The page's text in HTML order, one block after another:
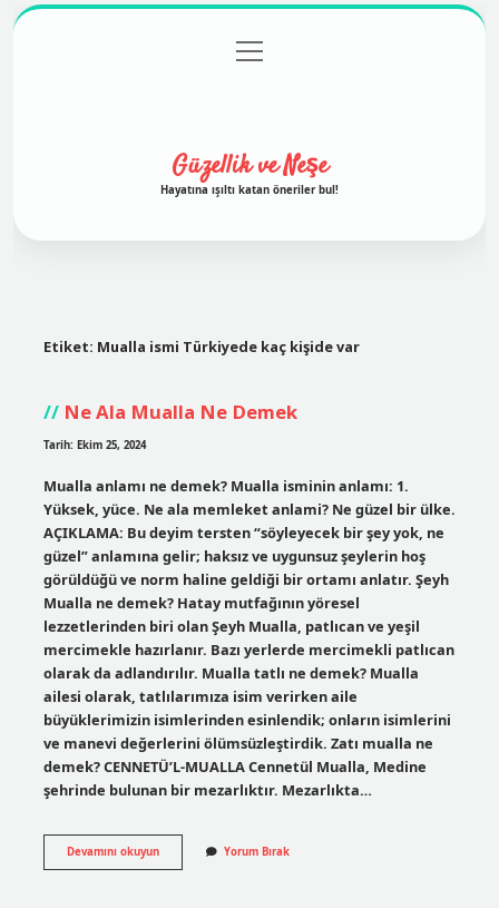
Gizlilik Politikası
menüyü
aç
Güzellik ve Neşe
Hayatına ışıltı katan öneriler bul!
Etiket: Mualla ismi Türkiyede kaç kişide var
Ne Ala Mualla Ne Demek
Tarih: Ekim 25, 2024
Mualla anlamı ne demek? Mualla isminin anlamı: 1.
Yüksek, yüce. Ne ala memleket anlami? Ne güzel bir ülke.
AÇIKLAMA: Bu deyim tersten “söyleyecek bir şey yok, ne
güzel” anlamına gelir; haksız ve uygunsuz şeylerin hoş
görüldüğü ve norm haline geldiği bir ortamı anlatır. Şeyh
Mualla ne demek? Hatay mutfağının yöresel
lezzetlerinden biri olan Şeyh Mualla, patlıcan ve yeşil
mercimekle hazırlanır. Bazı yerlerde mercimekli patlıcan
olarak da adlandırılır. Mualla tatlı ne demek? Mualla
ailesi olarak, tatlılarımıza isim verirken aile
büyüklerimizin isimlerinden esinlendik; onların isimlerini
ve manevi değerlerini ölümsüzleştirdik. Zatı mualla ne
demek? CENNETÜ’L-MUALLA Cennetül Mualla, Medine
şehrinde bulunan bir mezarlıktır. Mezarlıkta…
Devamını okuyunNe
Ala
Yorum Bırak